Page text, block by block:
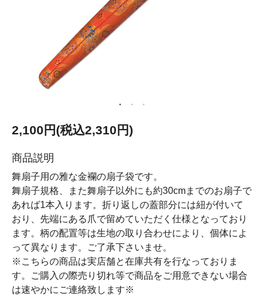
2,100円(税込2,310円)
商品説明
舞扇子用の雅な金襴の扇子袋です。
舞扇子規格、また舞扇子以外にも約30cmまでのお扇子で
あれば1本入ります。折り返しの蓋部分には紐が付いて
おり、先端にある爪で留めていただく仕様となっており
ます。柄の配置等は生地の取り合わせにより、個体によ
って異なります。ご了承下さいませ。
※こちらの商品は実店舗と在庫共有を行なっておりま
す。ご購入の際売り切れ等で商品をご用意できない場合
は速やかにご連絡致します※